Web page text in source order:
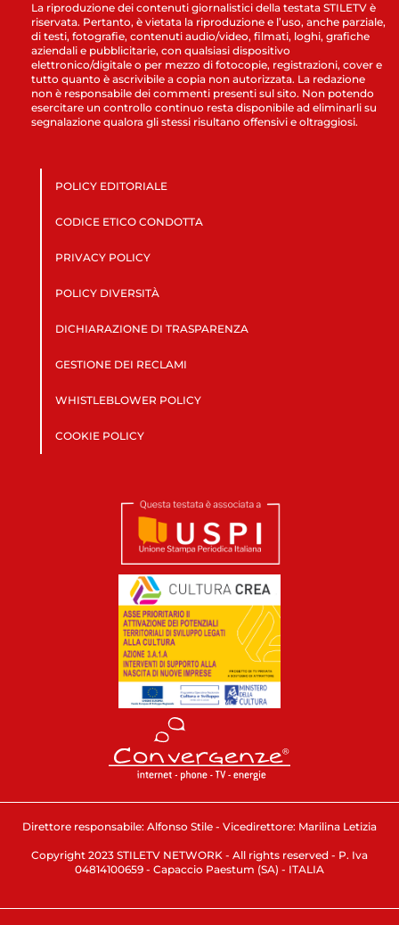
La riproduzione dei contenuti giornalistici della testata STILETV è
riservata. Pertanto, è vietata la riproduzione e l’uso, anche parziale,
di testi, fotografie, contenuti audio/video, filmati, loghi, grafiche
aziendali e pubblicitarie, con qualsiasi dispositivo
elettronico/digitale o per mezzo di fotocopie, registrazioni, cover e
tutto quanto è ascrivibile a copia non autorizzata. La redazione
non è responsabile dei commenti presenti sul sito. Non potendo
esercitare un controllo continuo resta disponibile ad eliminarli su
segnalazione qualora gli stessi risultano offensivi e oltraggiosi.
POLICY EDITORIALE
CODICE ETICO CONDOTTA
PRIVACY POLICY
POLICY DIVERSITÀ
DICHIARAZIONE DI TRASPARENZA
GESTIONE DEI RECLAMI
WHISTLEBLOWER POLICY
COOKIE POLICY
Direttore responsabile: Alfonso Stile - Vicedirettore: Marilina Letizia
Copyright 2023 STILETV NETWORK - All rights reserved - P. Iva
04814100659 - Capaccio Paestum (SA) - ITALIA